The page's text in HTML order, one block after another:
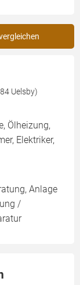
Uelsby)
Ölheizung,
Elektriker,
Anlage
/